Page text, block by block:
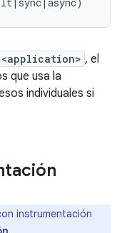
<application> , el
que usa la
individuales si
instrumentación